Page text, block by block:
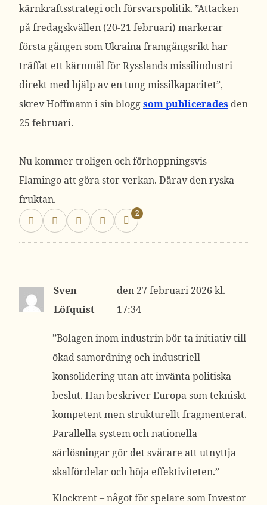
kärnkraftsstrategi och försvarspolitik. ”Attacken
på fredagskvällen (20-21 februari) markerar
första gången som Ukraina framgångsrikt har
träffat ett kärnmål för Rysslands missilindustri
direkt med hjälp av en tung missilkapacitet”,
skrev Hoffmann i sin bloggsom publicerades den
25 februari.
Nu kommer troligen och förhoppningsvis
Flamingo att göra stor verkan. Därav den ryska
fruktan.
2
Sven
Löfquist
27 februari 2026 kl.
17:34
”Bolagen inom industrin bör ta initiativ till
ökad samordning och industriell
konsolidering utan att invänta politiska
beslut. Han beskriver Europa som tekniskt
kompetent men strukturellt fragmenterat.
Parallella system och nationella
särlösningar gör det svårare att utnyttja
skalfördelar och höja effektiviteten.”
Klockrent – något för spelare som Investor